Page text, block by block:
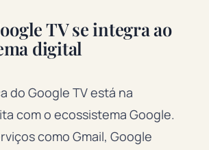
TV se integra ao
digital
do Google TV está na
com o ecossistema Google.
como Gmail, Google